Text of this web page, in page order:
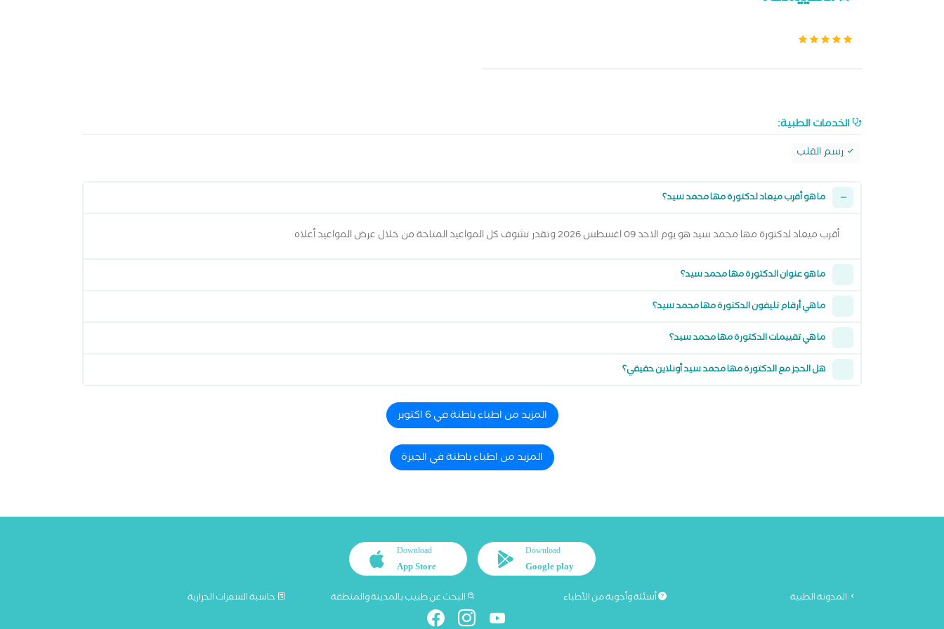
الخدمات الطبية:
رسم القلب
ما هو أقرب ميعاد لدكتورة مها محمد سيد؟
أقرب ميعاد لدكتورة مها محمد سيد هو يوم الاحد 09 اغسطس 2026 وتقدر تشوف كل المواعيد المتاحة من خلال عرض المواعيد أعلاه
ما هو عنوان الدكتورة مها محمد سيد؟
ما هي أرقام تليفون الدكتورة مها محمد سيد؟
ما هي تقييمات الدكتورة مها محمد سيد؟
هل الحجز مع الدكتورة مها محمد سيد أونلاين حقيقي؟
المزيد من اطباء باطنة في 6 اكتوبر
المزيد من اطباء باطنة في الجيزة
Download
Google play
Download
App Store
المدونة الطبية أسئلة وأجوبة من الأطباء البحث عن طبيب بالمدينة والمنطقة حاسبة السعرات الحرارية